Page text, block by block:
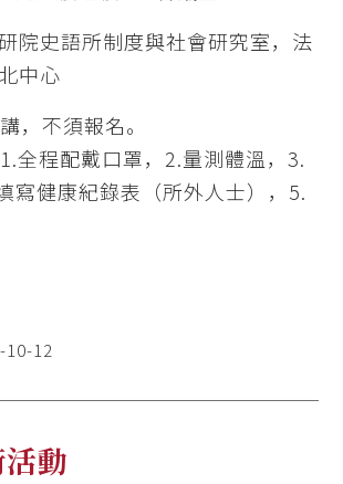
院史語所制度與社會研究室，法
中心
，不須報名。
全程配戴口罩，2.量測體溫，3.
寫健康紀錄表（所外人士），5.
10-12
動